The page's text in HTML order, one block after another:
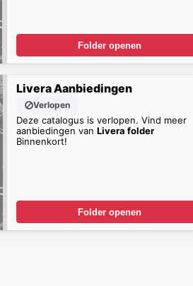
Folder openen
Livera Aanbiedingen
Verlopen
Deze catalogus is verlopen. Vind meer
aanbiedingen vanLivera folder
Binnenkort!
Folder openen